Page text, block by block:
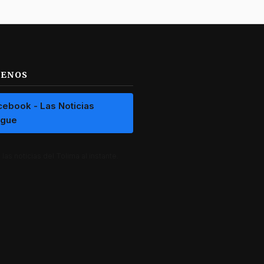
- Las Noticias